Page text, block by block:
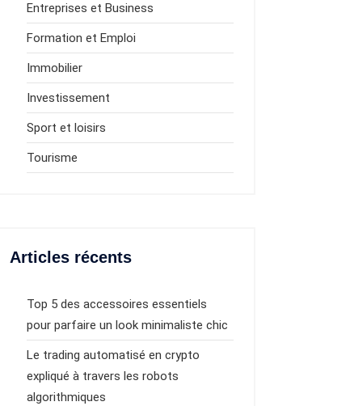
Entreprises et Business
Formation et Emploi
Immobilier
Investissement
Sport et loisirs
Tourisme
Articles récents
Top 5 des accessoires essentiels
pour parfaire un look minimaliste chic
Le trading automatisé en crypto
expliqué à travers les robots
algorithmiques